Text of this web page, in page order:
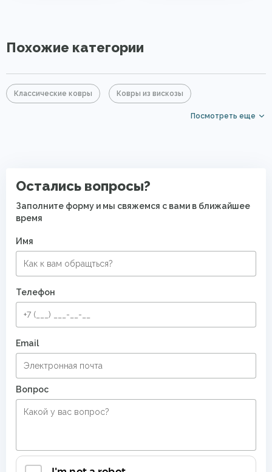
Похожие категории
Классические ковры Ковры из вискозы
Посмотреть еще
Остались вопросы?
Заполните форму и мы свяжемся с вами в ближайшее
время
Имя
Телефон
Email
Вопрос